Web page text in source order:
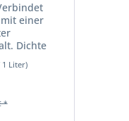
einer
Dichte
und größte
1 Liter)
*